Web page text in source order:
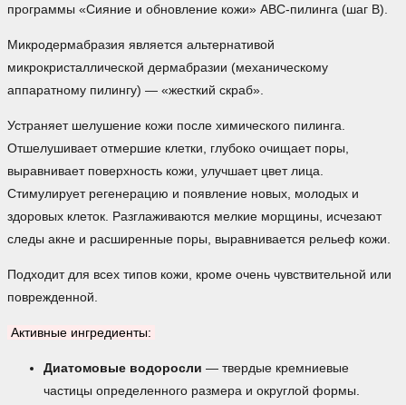
программы «Сияние и обновление кожи» ABC-пилинга (шаг В).
Микродермабразия является альтернативой
микрокристаллической дермабразии (механическому
аппаратному пилингу) — «жесткий скраб».
Устраняет шелушение кожи после химического пилинга.
Отшелушивает отмершие клетки, глубоко очищает поры,
выравнивает поверхность кожи, улучшает цвет лица.
Стимулирует регенерацию и появление новых, молодых и
здоровых клеток. Разглаживаются мелкие морщины, исчезают
следы акне и расширенные поры, выравнивается рельеф кожи.
Подходит для всех типов кожи, кроме очень чувствительной или
поврежденной.
Активные ингредиенты:
Диатомовые водоросли — твердые кремниевые
частицы определенного размера и округлой формы.